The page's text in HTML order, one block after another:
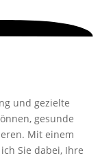
und gezielte
gesunde
Mit einem
Sie dabei, Ihre